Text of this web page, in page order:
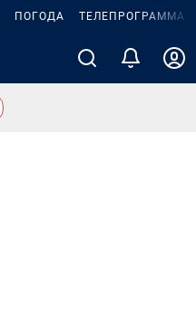
ПОГОДА ТЕЛЕПРОГРАММА